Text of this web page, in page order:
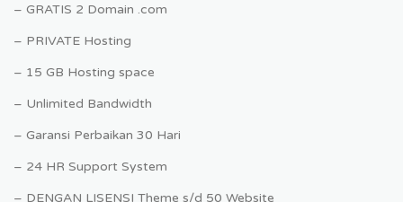
– GRATIS 2 Domain .com
– PRIVATE Hosting
– 15 GB Hosting space
– Unlimited Bandwidth
– Garansi Perbaikan 30 Hari
– 24 HR Support System
– DENGAN LISENSI Theme s/d 50 Website